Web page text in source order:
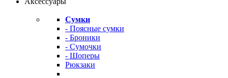
Сумки
- Поясные сумки
- Броники
- Сумочки
- Шоперы
Рюкзаки